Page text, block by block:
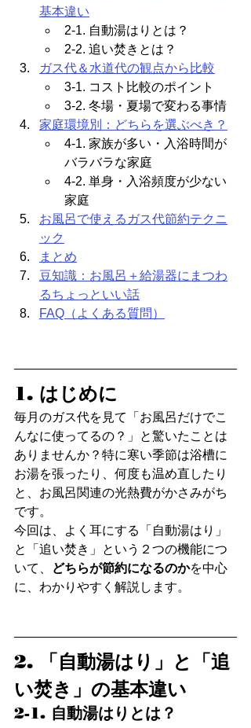
基本違い
2-1. 自動湯はりとは？
2-2. 追い焚きとは？
ガス代＆水道代の観点から比較
3-1. コスト比較のポイント
3-2. 冬場・夏場で変わる事情
家庭環境別：どちらを選ぶべき？
4-1. 家族が多い・入浴時間が
バラバラな家庭
4-2. 単身・入浴頻度が少ない
家庭
お風呂で使えるガス代節約テクニ
ック
まとめ
豆知識：お風呂＋給湯器にまつわ
るちょっといい話
FAQ（よくある質問）
1. はじめに
毎月のガス代を見て「お風呂だけでこ
んなに使ってるの？」と驚いたことは
ありませんか？特に寒い季節は浴槽に
お湯を張ったり、何度も温め直したり
と、お風呂関連の光熱費がかさみがち
です。
今回は、よく耳にする「自動湯はり」
と「追い焚き」という２つの機能につ
いて、
どちらが節約になるのかを中心
に、わかりやすく解説します。
2. 「自動湯はり」と「追
い焚き」の基本違い
2-1. 自動湯はりとは？